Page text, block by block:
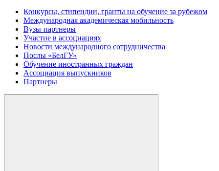
Конкурсы, стипендии, гранты на обучение за рубежом
Международная академическая мобильность
Вузы-партнеры
Участие в ассоциациях
Новости международного сотрудничества
Послы «БелГУ»
Обучение иностранных граждан
Ассоциация выпускников
Партнеры